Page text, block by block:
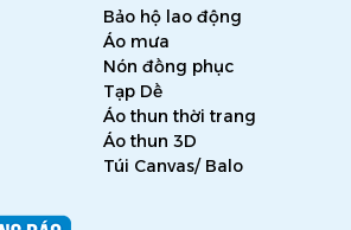
Bảo hộ lao động
Áo mưa
Nón đồng phục
Tạp Dề
Áo thun thời trang
Áo thun 3D
Túi Canvas/ Balo